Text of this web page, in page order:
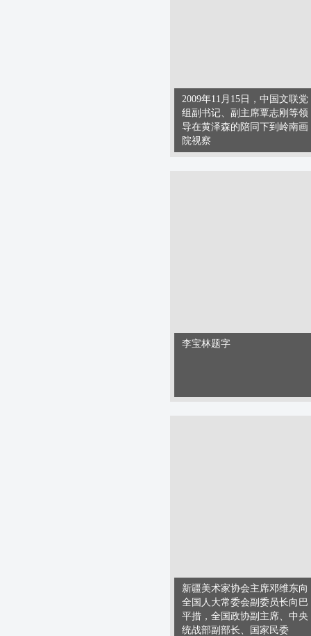
2009年11月15日，中国文联党
组副书记、副主席覃志刚等领
导在黄泽森的陪同下到岭南画
院视察
李宝林题字
新疆美术家协会主席邓维东向
全国人大常委会副委员长向巴
平措，全国政协副主席、中央
统战部副部长、国家民委